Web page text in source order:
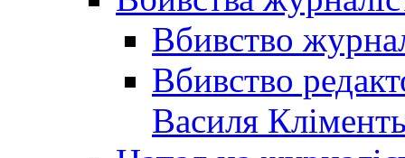
Вбивство
Вбивство
Василя